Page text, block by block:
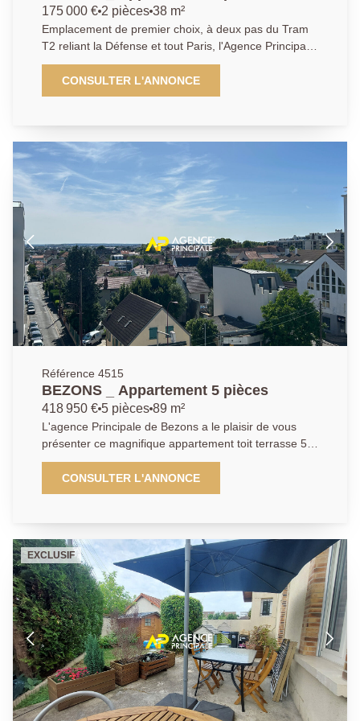
famille ou entre amis, vous bénéficierez d'une
immense parcelle de 722 m2. Bien rare sur le secteur,
tant en termes de surfaces intérieures qu'extérieur,
Idéal grandes familles, n'hésitez pas à contacter
ensemble ce bien d'exception. Les informations sur
nous présenter une pièce d'identité avant chaque
visite.
175 000 € 2 pièces 38 m²
Emplacement de premier choix, à deux pas du Tram
T2 reliant la Défense et tout Paris, l'Agence Principale
de BEZONS vous présente en EXCLUSIVITE ce bel
appartement 2 pièces d'environ 40m2 au sein d'une
charmante petite résidence en pierre meulière et
l'appartement, vous découvriez tout d'abord une
entrée distribuant un beau séjour avec parquet et
cheminée décorative, une chambre parquetée, une
salle d'eau et un wc, ainsi qu'une cuisine aménagée
donnant sur une cour commune à l'arrière de la
ensoleillées ou de prendre votre café en extérieur le
matin avant de partir au bureau. Idéal premier achat
ou investisseur !
CONSULTER L'ANNONCE
Référence 4515
BEZONS _ Appartement 5 pièces
418 950 € 5 pièces 89 m²
L'agence Principale de Bezons a le plaisir de vous
présenter ce magnifique appartement toit terrasse 5
pièces de 90m² au cinquième et dernier étage d'une
résidence récente de très bon standing à 10 minutes
à peine à pied du Tram T2 reliant la Défense et Paris.
équipée et aménagée et ses accès directs sur les
extérieurs. L'espace nuit : 3 chambres avec accès à la
terrasse. Une suite parentale dotée d'un dressing et
sa salle d'eau privative ainsi que son accès à la
terrasse. Une salle de bains et un wc indépendant.
Vous serez séduit par l'extérieur où vous découvrirez
une terrasse en « U » de 86m² exposé sud-ouest
pour profiter des repas ensoleillés en famille ou entre
amis sans vis-à-vis, ambiance cocooning au rendez-
vous ! Vous bénéficierez avec cet appartement de
deux places de parking et une cave. Compromis idéal
CONSULTER L'ANNONCE
EXCLUSIF